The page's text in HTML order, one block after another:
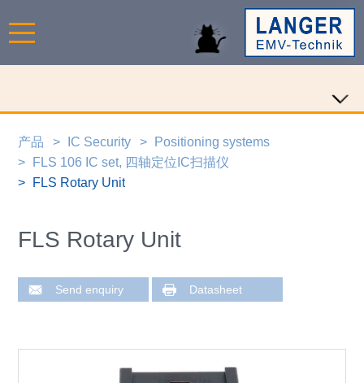
产品 IC Security
Positioning systems
FLS 106 IC set, 四轴定位IC扫描仪
FLS Rotary Unit
FLS Rotary Unit
Send enquiry Datasheet